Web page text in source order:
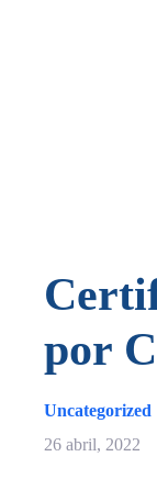
por
Uncategorized
26 abril, 2022